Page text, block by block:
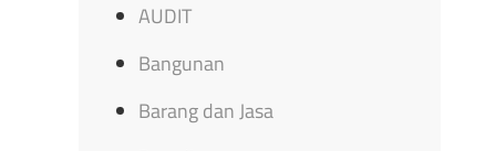
AUDIT
Bangunan
Barang dan Jasa